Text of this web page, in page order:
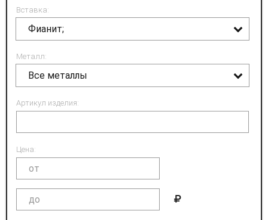
Вставка:
Фианит;
Металл:
Все металлы
Артикул изделия:
Цена: